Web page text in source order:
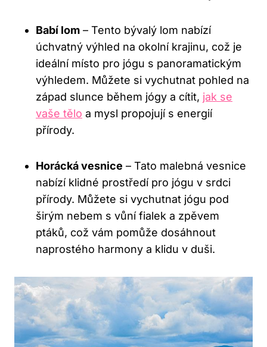
Babí lom – Tento bývalý lom nabízí
úchvatný výhled na okolní krajinu, což je
ideální místo pro jógu s panoramatickým
výhledem. Můžete si vychutnat pohled na
západ slunce během jógy a cítit, jak se
vaše tělo a mysl propojují s energií
přírody.
Horácká vesnice – Tato malebná vesnice
nabízí klidné prostředí pro jógu v srdci
přírody. Můžete si vychutnat jógu pod
širým nebem s vůní fialek a zpěvem
ptáků, což vám pomůže dosáhnout
naprostého harmony a klidu v duši.